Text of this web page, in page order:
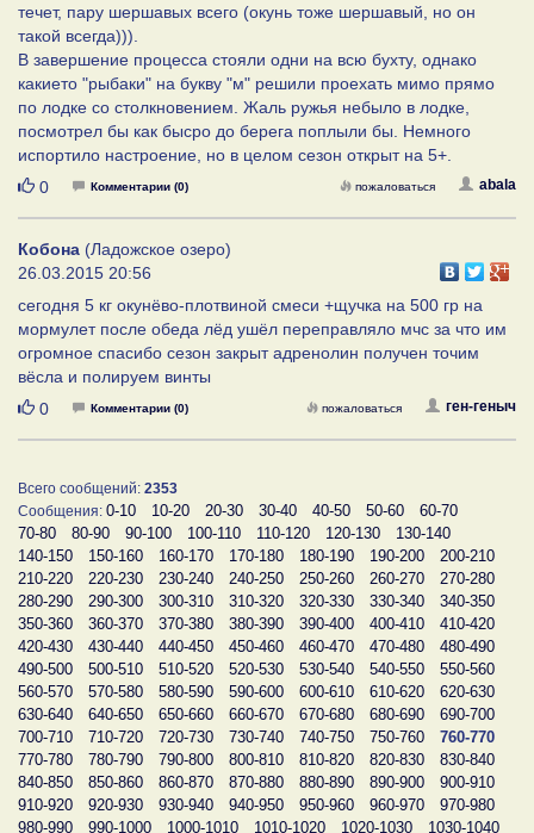
течет, пару шершавых всего (окунь тоже шершавый, но он
такой всегда))).
В завершение процесса стояли одни на всю бухту, однако
какието "рыбаки" на букву "м" решили проехать мимо прямо
по лодке со столкновением. Жаль ружья небыло в лодке,
посмотрел бы как бысро до берега поплыли бы. Немного
испортило настроение, но в целом сезон открыт на 5+.
Нравится
0 Комментарии (0) abala
пожаловаться
Кобона (Ладожское озеро)
26.03.2015 20:56
сегодня 5 кг окунёво-плотвиной смеси +щучка на 500 гр на
мормулет после обеда лёд ушёл переправляло мчс за что им
огромное спасибо сезон закрыт адренолин получен точим
вёсла и полируем винты
Нравится
0 Комментарии (0) ген-геныч
пожаловаться
Всего сообщений: 2353
Сообщения: 0-10 10-20 20-30 30-40 40-50 50-60
60-70
70-80
80-90 90-100 100-110 110-120 120-130
130-140
140-150
150-160 160-170 170-180 180-190 190-200
200-210
210-220
220-230 230-240 240-250 250-260 260-270
270-280
280-290
290-300 300-310 310-320 320-330 330-340
340-350
350-360
360-370 370-380 380-390 390-400 400-410
410-420
420-430
430-440 440-450 450-460 460-470 470-480
480-490
490-500
500-510 510-520 520-530 530-540 540-550
550-560
560-570
570-580 580-590 590-600 600-610 610-620
620-630
630-640
640-650 650-660 660-670 670-680 680-690
690-700
700-710
710-720 720-730 730-740 740-750 750-760
760-770
770-780
780-790 790-800 800-810 810-820 820-830
830-840
840-850
850-860 860-870 870-880 880-890 890-900
900-910
910-920
920-930 930-940 940-950 950-960 960-970
970-980
980-990
990-1000 1000-1010 1010-1020 1020-1030
1030-1040